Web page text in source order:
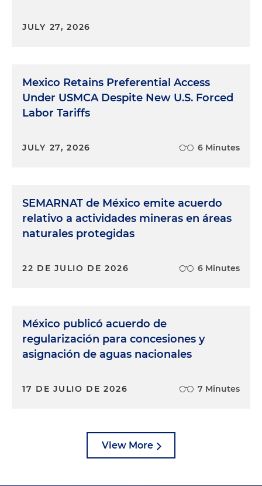
JULY 27, 2026
Mexico Retains Preferential Access
Under USMCA Despite New U.S. Forced
Labor Tariffs
JULY 27, 2026 6 Minutes
SEMARNAT de México emite acuerdo
relativo a actividades mineras en áreas
naturales protegidas
22 DE JULIO DE 2026 6 Minutes
México publicó acuerdo de
regularización para concesiones y
asignación de aguas nacionales
17 DE JULIO DE 2026 7 Minutes
View More